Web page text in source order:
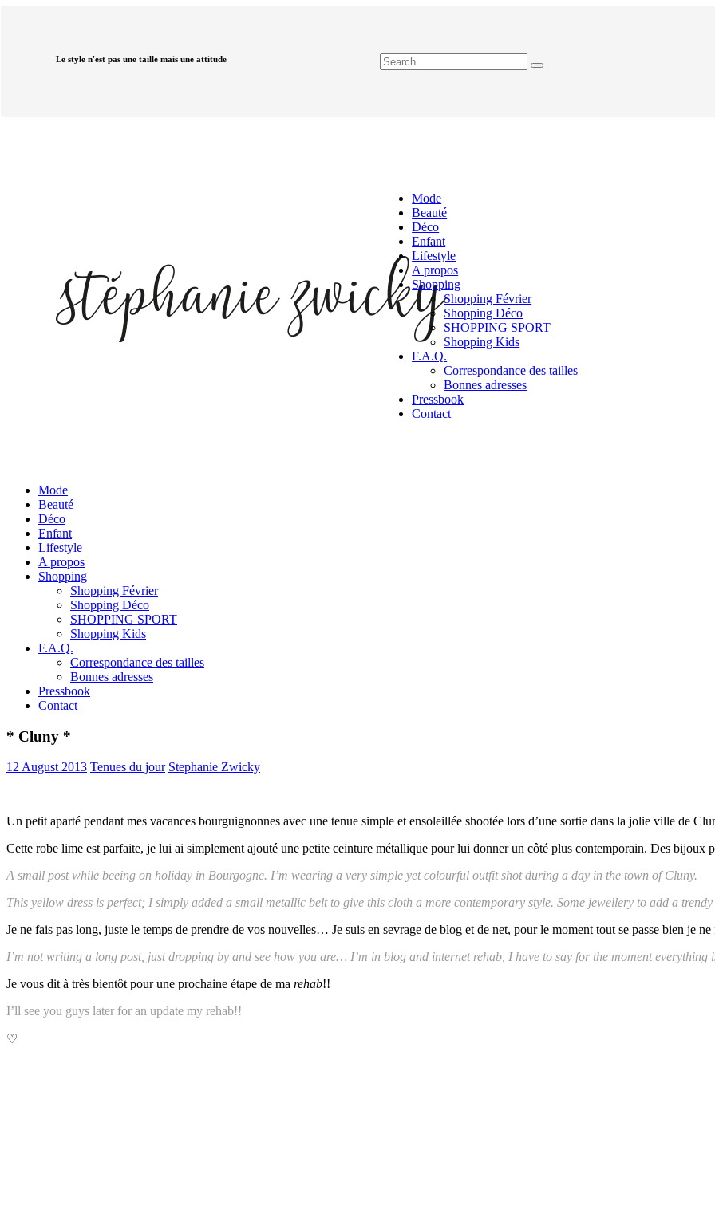
Le style n'est pas une taille mais une attitude
Mode
Beauté
Déco
Enfant
Lifestyle
A propos
Shopping
Shopping Février
Shopping Déco
SHOPPING SPORT
Shopping Kids
F.A.Q.
Correspondance des tailles
Bonnes adresses
Pressbook
Contact
Mode
Beauté
Déco
Enfant
Lifestyle
A propos
Shopping
Shopping Février
Shopping Déco
SHOPPING SPORT
Shopping Kids
F.A.Q.
Correspondance des tailles
Bonnes adresses
Pressbook
Contact
* Cluny *
12 August 2013 Tenues du jour Stephanie Zwicky
Un petit aparté pendant mes vacances bourguignonnes avec une tenue simple et ensoleillée shootée lors d’une sortie dans la jolie ville de
Cette robe lime est parfaite, je lui ai simplement ajouté une petite ceinture métallique pour lui donner un côté plus contemporain. Des bijoux
A small post while beeing on holiday in Bourgogne. I’m wearing a very simple yet colourful outfit shot during a day in the town of Cluny.
This yellow dress is perfect; I simply added a small metallic belt to give this cloth a more contemporary style. Some jewellery to add a
Je ne fais pas long, juste le temps de prendre de vos nouvelles… Je suis en sevrage de blog et de net, pour le moment tout se passe bien je ne
I’m not writing a long post, just dropping by and see how you are… I’m in blog and internet rehab, I have to say for the moment everything
Je vous dit à très bientôt pour une prochaine étape de ma rehab!!
I’ll see you guys later for an update my rehab!!
♡